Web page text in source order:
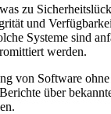
zu
und
Systeme sind
werden.
von Software
über